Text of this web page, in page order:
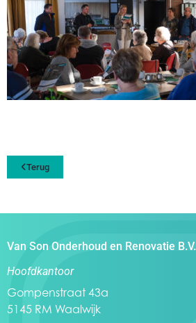
Terug
Van Son Onderhoud en Renovatie B.V.
Hoofdkantoor
Gompenstraat 43a
5145 RM Waalwijk